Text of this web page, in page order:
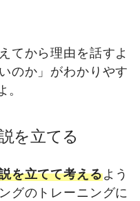
てから理由を話すよ
のか」がわかりやす
を立てる
を立てて考えるよう
グのトレーニングに